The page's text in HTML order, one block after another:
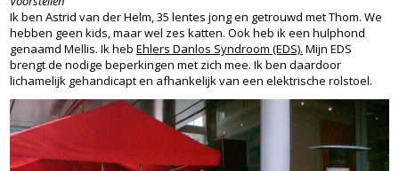
Ik ben Astrid van der Helm, 35 lentes jong en getrouwd met Thom. We
hebben geen kids, maar wel zes katten. Ook heb ik een hulphond
genaamd Mellis. Ik heb Ehlers Danlos Syndroom (EDS). Mijn EDS
brengt de nodige beperkingen met zich mee. Ik ben daardoor
lichamelijk gehandicapt en afhankelijk van een elektrische rolstoel.